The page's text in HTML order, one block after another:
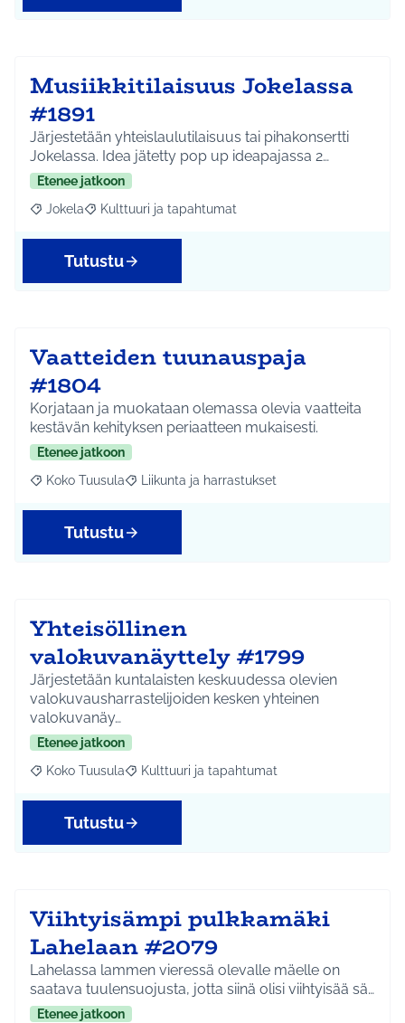
Musiikkitilaisuus Jokelassa
#1891
Järjestetään yhteislaulutilaisuus tai pihakonsertti
Jokelassa. Idea jätetty pop up ideapajassa 2…
Etenee jatkoon
Rajaa tulokset aihepiirin mukaan: Jokela
Jokela Rajaa tulokset teeman mukaan: Kulttuuri ja
Kulttuuri ja tapahtumat
Tutustu
Vaatteiden tuunauspaja
#1804
Korjataan ja muokataan olemassa olevia vaatteita
kestävän kehityksen periaatteen mukaisesti.
Etenee jatkoon
Rajaa tulokset aihepiirin mukaan: Koko Tuusula
Koko Tuusula Rajaa tulokset teeman mukaan: Liikunta ja
Liikunta ja harrastukset
Tutustu
Yhteisöllinen
valokuvanäyttely #1799
Järjestetään kuntalaisten keskuudessa olevien
valokuvausharrastelijoiden kesken yhteinen
valokuvanäy…
Etenee jatkoon
Rajaa tulokset aihepiirin mukaan: Koko Tuusula
Koko Tuusula Rajaa tulokset teeman mukaan: Kulttuuri ja
Kulttuuri ja tapahtumat
Tutustu
Viihtyisämpi pulkkamäki
Lahelaan #2079
Lahelassa lammen vieressä olevalle mäelle on
saatava tuulensuojusta, jotta siinä olisi viihtyisää sä…
Etenee jatkoon